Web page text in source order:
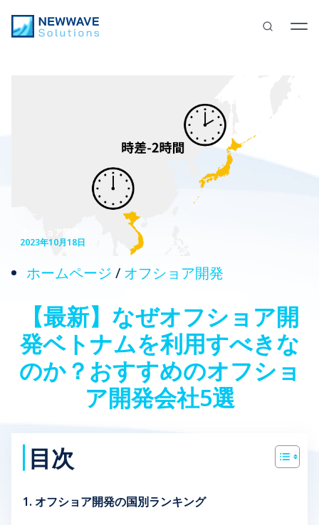
2023年10月18日
ホームページ / オフショア開発
【最新】なぜオフショア開
発ベトナムを利用すべきな
のか？おすすめのオフショ
ア開発会社5選
目次
1. オフショア開発の国別ランキング